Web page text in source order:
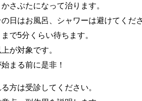
さぶたになって治ります。
日はお風呂、シャワーは避けてくだ
で5分くらい待ちます。
が対象です。
まる前に是非！
方は受診してください。